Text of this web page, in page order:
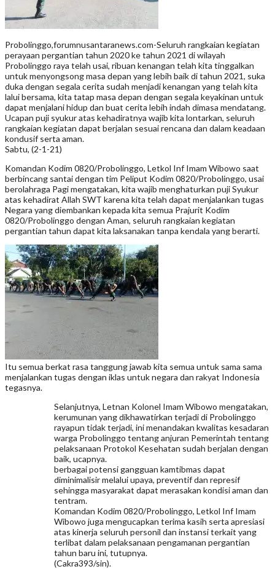
Probolinggo,forumnusantaranews.com-Seluruh rangkaian kegiatan
perayaan pergantian tahun 2020 ke tahun 2021 di wilayah
Probolinggo raya telah usai, ribuan kenangan telah kita tinggalkan
untuk menyongsong masa depan yang lebih baik di tahun 2021, suka
duka dengan segala cerita sudah menjadi kenangan yang telah kita
lalui bersama, kita tatap masa depan dengan segala keyakinan untuk
dapat menjalani hidup dan buat cerita lebih indah dimasa mendatang.
Ucapan puji syukur atas kehadiratnya wajib kita lontarkan, seluruh
rangkaian kegiatan dapat berjalan sesuai rencana dan dalam keadaan
kondusif serta aman.
Sabtu, (2-1-21)
Komandan Kodim 0820/Probolinggo, Letkol Inf Imam Wibowo saat
berbincang santai dengan tim Peliput Kodim 0820/Probolinggo, usai
berolahraga Pagi mengatakan, kita wajib menghaturkan puji Syukur
atas kehadirat Allah SWT karena kita telah dapat menjalankan tugas
Negara yang diembankan kepada kita semua Prajurit Kodim
0820/Probolinggo dengan Aman, seluruh rangkaian kegiatan
pergantian tahun dapat kita laksanakan tanpa kendala yang berarti.
Itu semua berkat rasa tanggung jawab kita semua untuk sama sama
menjalankan tugas dengan iklas untuk negara dan rakyat Indonesia
tegasnya.
Selanjutnya, Letnan Kolonel Imam Wibowo mengatakan,
kerumunan yang dikhawatirkan terjadi di Probolinggo
rayapun tidak terjadi, ini menandakan kwalitas kesadaran
warga Probolinggo tentang anjuran Pemerintah tentang
pelaksanaan Protokol Kesehatan sudah berjalan dengan
baik, ucapnya.
berbagai potensi gangguan kamtibmas dapat
diminimalisir melalui upaya, preventif dan represif
sehingga masyarakat dapat merasakan kondisi aman dan
tentram.
Komandan Kodim 0820/Probolinggo, Letkol Inf Imam
Wibowo juga mengucapkan terima kasih serta apresiasi
atas kinerja seluruh personil dan instansi terkait yang
terlibat dalam pelaksanaan pengamanan pergantian
tahun baru ini, tutupnya.
(Cakra393/sin).